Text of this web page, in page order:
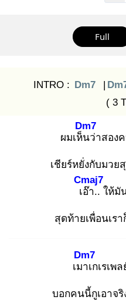
Full
INTRO : Dm7 |
( 3
ผมเห็น
Dm7
ว่าสอง
เชียร์หยั่งกับมว
เอ๊
Cmaj7
า.. ให้มั
สุดท้ายเพื่อนเร
เมา
Dm7
เกเรเพ
บอกคนนี้กูเอาจริ